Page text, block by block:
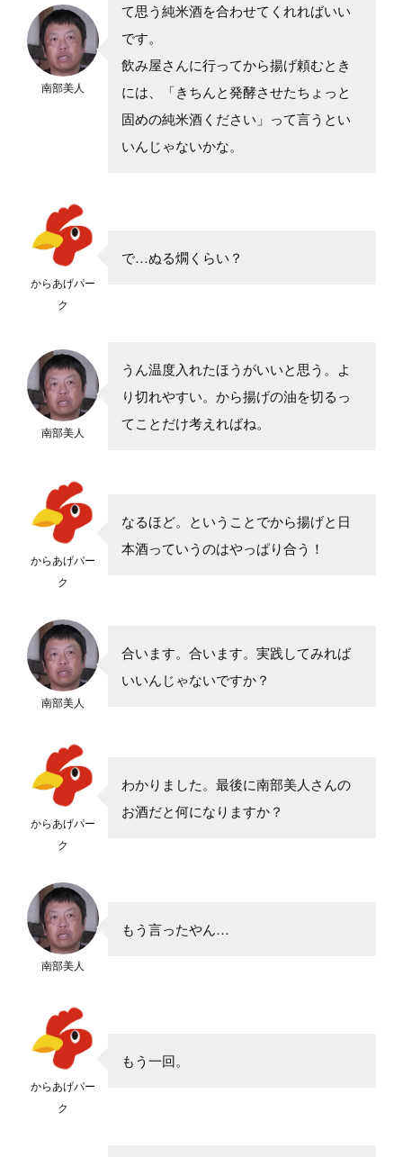
南部美人
て思う純米酒を合わせてくれればいい
です。
飲み屋さんに行ってから揚げ頼むとき
には、「きちんと発酵させたちょっと
固めの純米酒ください」って言うとい
いんじゃないかな。
からあげパー
ク
で…ぬる燗くらい？
南部美人
うん温度入れたほうがいいと思う。よ
り切れやすい。から揚げの油を切るっ
てことだけ考えればね。
からあげパー
ク
なるほど。ということでから揚げと日
本酒っていうのはやっぱり合う！
南部美人
合います。合います。実践してみれば
いいんじゃないですか？
からあげパー
ク
わかりました。最後に南部美人さんの
お酒だと何になりますか？
南部美人
もう言ったやん…
からあげパー
ク
もう一回。